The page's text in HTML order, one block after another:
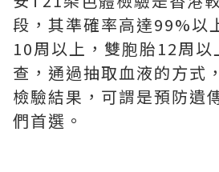
段，其準確率高達99%以
10周以上，雙胞胎12周以
查，通過抽取血液的方式
檢驗結果，可謂是預防遺
們首選。